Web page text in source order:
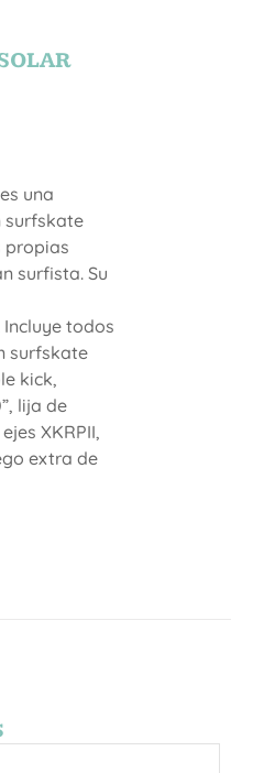
una
surfskate
propias
surfista. Su
todos
surfskate
kick,
lija de
XKRPII,
extra de